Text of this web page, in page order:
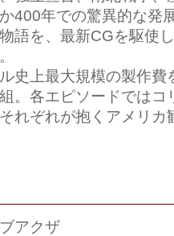
400年での驚異的な発
語を、最新CGを駆使
史上最大規模の製作費
。各エピソードではコ
れぞれが抱くアメリカ
アクザ